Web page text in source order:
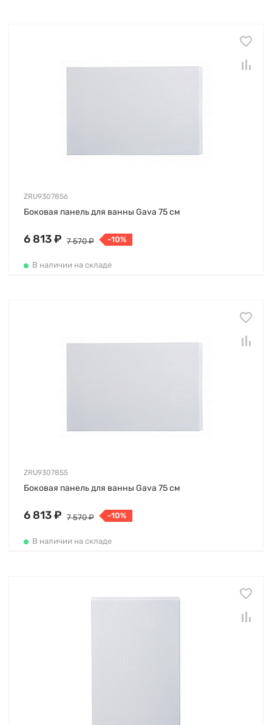
ZRU9307856
Боковая панель для ванны Gava 75 см
6 813 ₽ 7 570 ₽ -10%
В наличии на складе
ZRU9307855
Боковая панель для ванны Gava 75 см
6 813 ₽ 7 570 ₽ -10%
В наличии на складе